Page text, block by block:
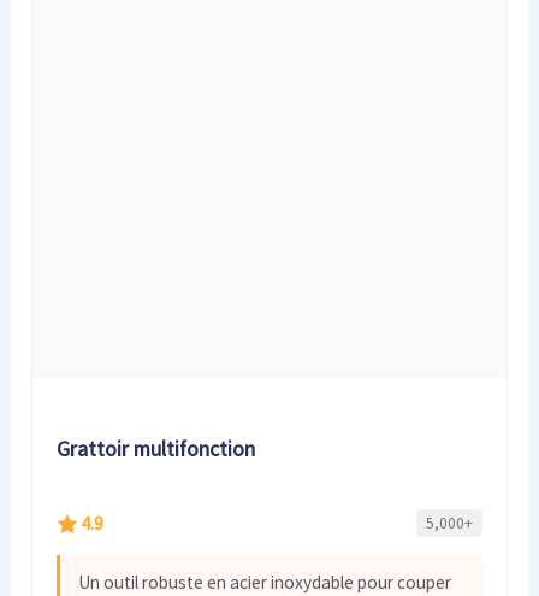
Grattoir multifonction
4.9 5,000+
Un outil robuste en acier inoxydable pour couper